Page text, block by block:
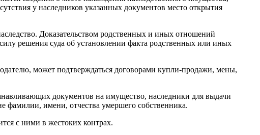
у наследников указанных документов место открытия
Доказательством родственных и иных отношений
решения суда об установлении факта родственных или иных
может подтверждаться договорами купли-продажи, мены,
документов на имущество, наследники для выдачи
фамилии, имени, отчества умершего собственника.
с ними в жестоких контрах.